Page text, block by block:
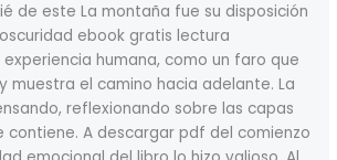
de este La montaña fue su disposición
ebook gratis lectura
humana, como un faro que
muestra el camino hacia adelante. La
reflexionando sobre las capas
contiene. A descargar pdf del comienzo